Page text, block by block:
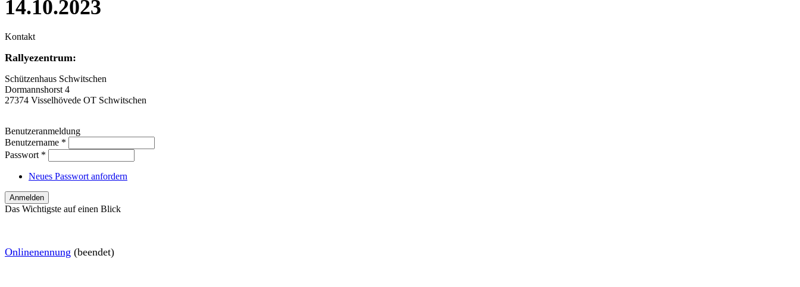
14.10.2023
Kontakt
Rallyezentrum:
Schützenhaus Schwitschen
Dormannshorst 4
27374 Visselhövede OT Schwitschen
Benutzeranmeldung
Benutzername *
Passwort *
Neues Passwort anfordern
Das Wichtigste auf einen Blick
Onlinenennung (beendet)